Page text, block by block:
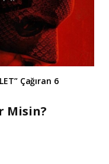
Çağıran 6
Misin?